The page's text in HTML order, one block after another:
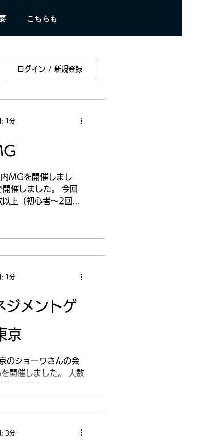
こちらも
ログイン / 新規登録
MGを開催しまし
催しました。 今回
上（初心者～2回目
: 1分
ジメントゲ
京
ショーワさんの会
開催しました。 人数
業MGでやりました。
Vアップ、Fアップし
スが崩れ、2,3期は
: 1分
: 3分